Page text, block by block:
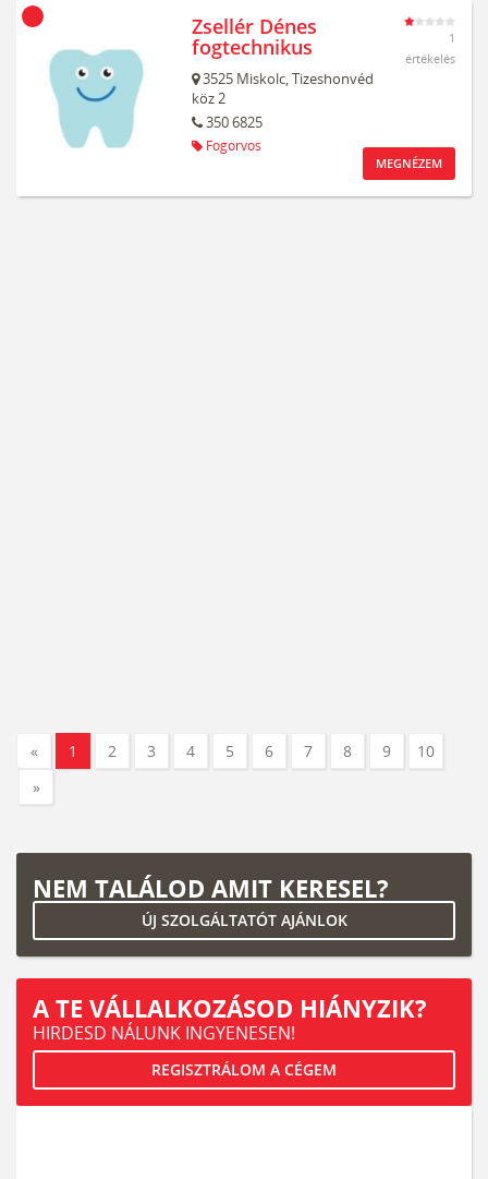
Zsellér Dénes
fogtechnikus
3525 Miskolc,Tizeshonvéd
köz 2
350 6825
Fogorvos
1
értékelés
MEGNÉZEM
« 1 2 3 4 5 6 7 8 9
10
»
NEM TALÁLOD AMIT KERESEL?
ÚJ SZOLGÁLTATÓT AJÁNLOK
A TE VÁLLALKOZÁSOD HIÁNYZIK?
HIRDESD NÁLUNK INGYENESEN!
REGISZTRÁLOM A CÉGEM